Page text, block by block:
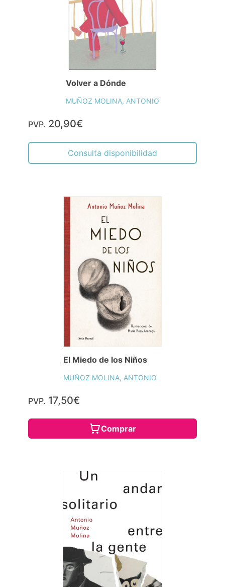
Volver a Dónde
MUÑOZ MOLINA, ANTONIO
PVP. 20,90€
Consulta disponibilidad
El Miedo de los Niños
MUÑOZ MOLINA, ANTONIO
PVP. 17,50€
Comprar